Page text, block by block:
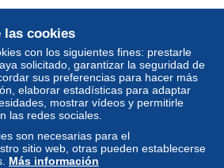
las cookies
con los siguientes fines: prestarle
solicitado, garantizar la seguridad de
sus preferencias para hacer más
elaborar estadísticas para adaptar
mostrar vídeos y permitirle
las redes sociales.
son necesarias para el
sitio web, otras pueden establecerse
Más información